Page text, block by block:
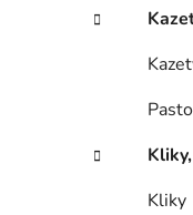
Kliky